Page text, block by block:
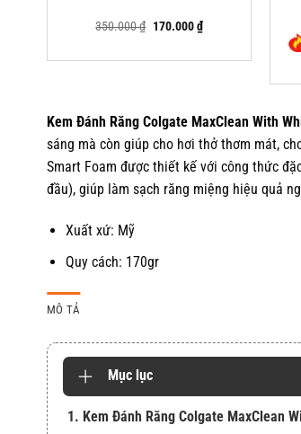
trên
350.000₫ Giá
350.000 ₫.
170.000₫Giá
hiện
là:
Kem Đánh Răng Colgate MaxClean With
sáng mà còn giúp cho hơi thở thơm mát,
Smart Foam được thiết kế với công thức
đầu), giúp làm sạch răng miệng hiệu quả
Xuất xứ: Mỹ
Quy cách: 170gr
MÔ TẢ
Mục lục
1. Kem Đánh Răng Colgate MaxClean